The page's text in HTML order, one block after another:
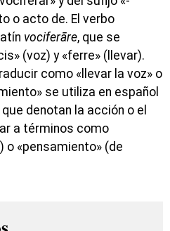
o acto de. El verbo
vociferāre, que se
(voz) y «ferre» (llevar).
como «llevar la voz» o
se utiliza en español
denotan la acción o el
a términos como
o «pensamiento» (de